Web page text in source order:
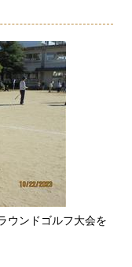
ウンドゴルフ大会を